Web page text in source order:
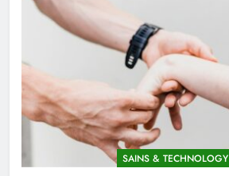
SAINS & TECHNOLOGY